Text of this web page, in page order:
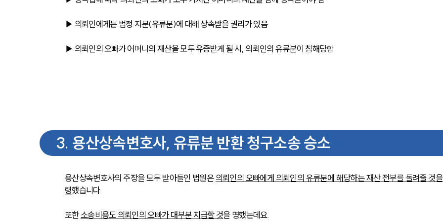
▶ 의뢰인에게는 법정 지분(유류분)에 대해 상속받을 권리가 있음
▶ 의뢰인의 오빠가 어머니의 재산을 모두 유증받게 될 시, 의뢰인의 유류분이 침해당함
3. 용산상속변호사, 유류분 반환 청구소송 승소
용산상속변호사의 주장을 모두 받아들인 법원은 의뢰인의 오빠에게 의뢰인의 유류분에 해당하는 재산 전부를 돌려줄 것
령했습니다.
또한 소송비용도 의뢰인의 오빠가 대부분 지급할 것을 명했는데요.